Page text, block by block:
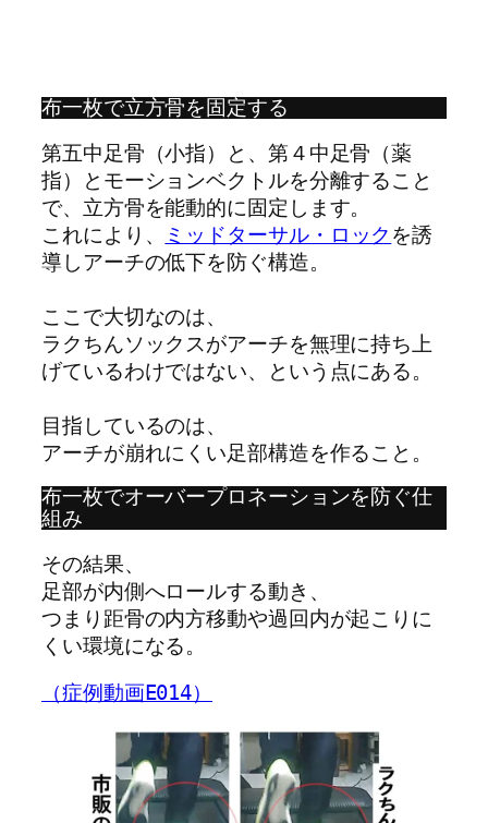
布一枚で立方骨を固定する
第五中足骨（小指）と、第４中足骨（薬
指）とモーションベクトルを分離すること
で、立方骨を能動的に固定します。
これにより、
ミッドターサル・ロック を誘
導しアーチの低下を防ぐ構造。
ここで大切なのは、
ラクちんソックスがアーチを無理に持ち上
げているわけではない、という点にある。
目指しているのは、
アーチが崩れにくい足部構造を作ること。
布一枚でオーバープロネーションを防ぐ仕
組み
その結果、
足部が内側へロールする動き、
つまり距骨の内方移動や過回内が起こりに
くい環境になる。
（症例動画E014）